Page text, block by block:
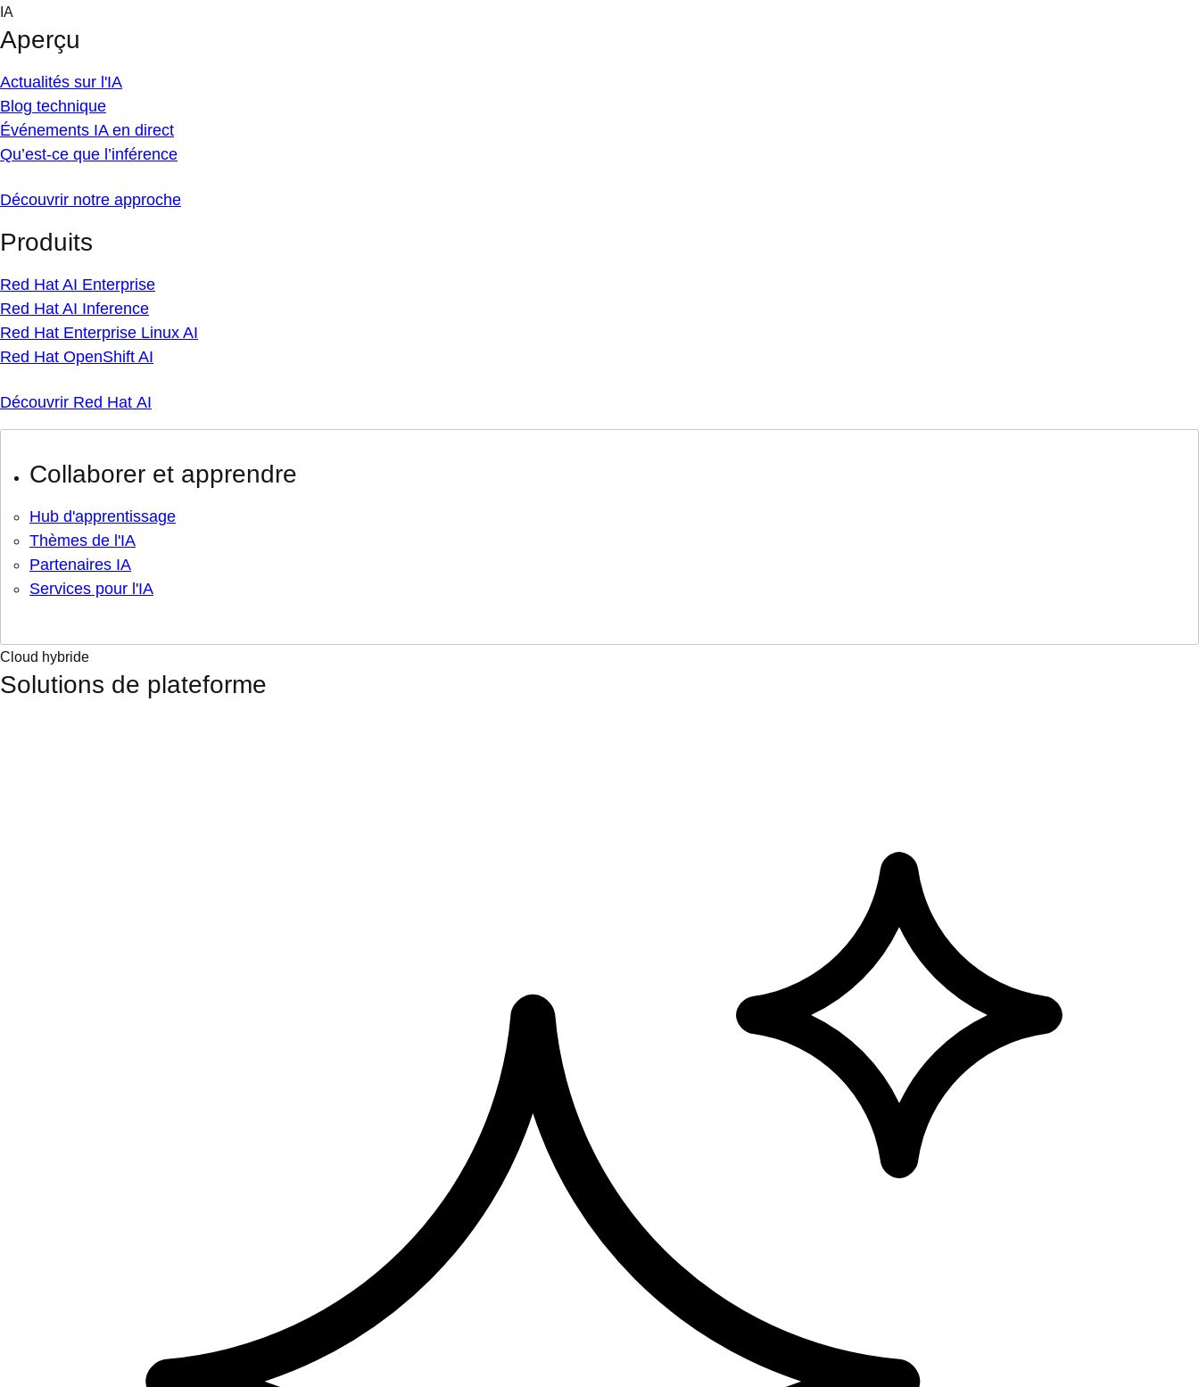
Skip
content
IA
Aperçu
Actualités sur l'IA
Blog technique
Événements IA en direct
Qu’est-ce que l’inférence
Découvrir notre approche
Produits
Red Hat AI Enterprise
Red Hat AI Inference
Red Hat Enterprise Linux AI
Red Hat OpenShift AI
Découvrir Red Hat AI
Collaborer et apprendre
Hub d'apprentissage
Thèmes de l'IA
Partenaires IA
Services pour l'IA
Cloud hybride
Solutions de plateforme